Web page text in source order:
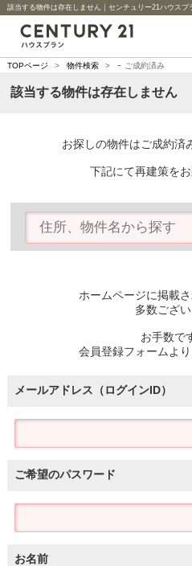
該当する物件は存在しません｜センチュリー21ハウスプ
TOPページ > 物件検索 > - ご成約済み
該当する物件は存在しません
お探しの物件はご成約済
下記にて再建策をお
ホームページに掲載
多数ござい
お手数で
会員登録フォームより
メールアドレス（ログインID）
ご希望のパスワード
お名前